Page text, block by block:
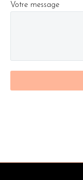
Votre message